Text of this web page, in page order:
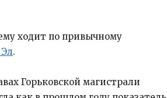
ходит по привычному
.
Горьковской магистрали